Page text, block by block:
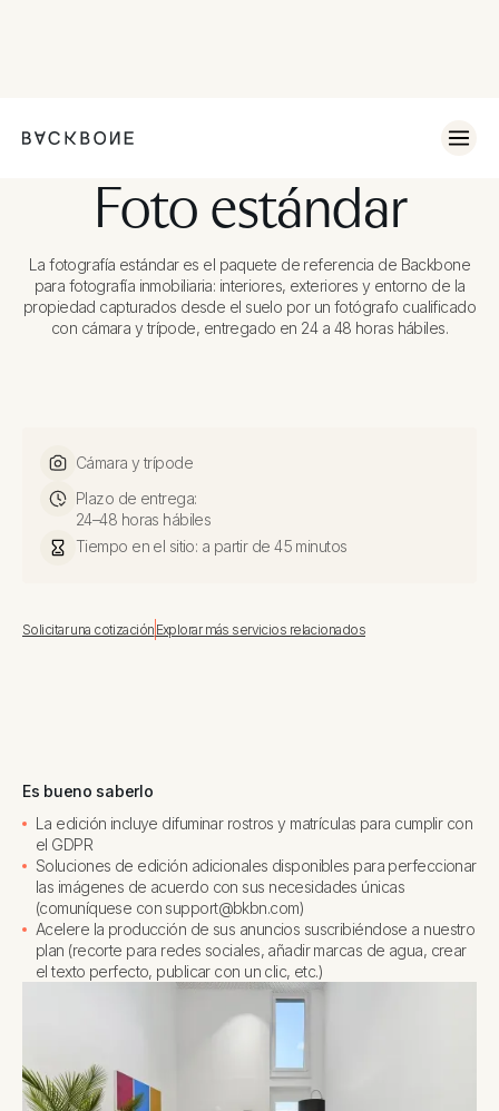
Foto estándar
La fotografía estándar es el paquete de referencia de Backbone
para fotografía inmobiliaria: interiores, exteriores y entorno de la
propiedad capturados desde el suelo por un fotógrafo cualificado
con cámara y trípode, entregado en 24 a 48 horas hábiles.
Cámara y trípode
Plazo de entrega:
24–48 horas hábiles
Tiempo en el sitio: a partir de 45 minutos
Solicitar una cotización Explorar más servicios relacionados
Es bueno saberlo
La edición incluye difuminar rostros y matrículas para cumplir con
el GDPR
Soluciones de edición adicionales disponibles para perfeccionar
las imágenes de acuerdo con sus necesidades únicas
(comuníquese con support@bkbn.com)
Acelere la producción de sus anuncios suscribiéndose a nuestro
plan (recorte para redes sociales, añadir marcas de agua, crear
el texto perfecto, publicar con un clic, etc.)